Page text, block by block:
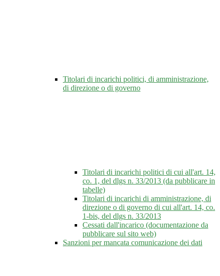
Titolari di incarichi politici, di amministrazione,
di direzione o di governo
Titolari di incarichi politici di cui all'art. 14,
co. 1, del dlgs n. 33/2013 (da pubblicare in
tabelle)
Titolari di incarichi di amministrazione, di
direzione o di governo di cui all'art. 14, co.
1-bis, del dlgs n. 33/2013
Cessati dall'incarico (documentazione da
pubblicare sul sito web)
Sanzioni per mancata comunicazione dei dati